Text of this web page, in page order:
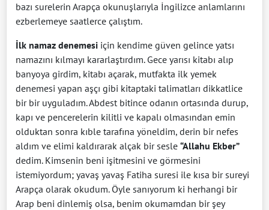
bazı surelerin Arapça okunuşlarıyla İngilizce anlamlarını
ezberlemeye saatlerce çalıştım.
İlk namaz denemesi için kendime güven gelince yatsı
namazını kılmayı kararlaştırdım. Gece yarısı kitabı alıp
banyoya girdim, kitabı açarak, mutfakta ilk yemek
denemesi yapan aşçı gibi kitaptaki talimatları dikkatlice
bir bir uyguladım. Abdest bitince odanın ortasında durup,
kapı ve pencerelerin kilitli ve kapalı olmasından emin
olduktan sonra kıble tarafına yöneldim, derin bir nefes
aldım ve elimi kaldırarak alçak bir sesle “Allahu Ekber”
dedim. Kimsenin beni işitmesini ve görmesini
istemiyordum; yavaş yavaş Fatiha suresi ile kısa bir sureyi
Arapça olarak okudum. Öyle sanıyorum ki herhangi bir
Arap beni dinlemiş olsa, benim okumamdan bir şey